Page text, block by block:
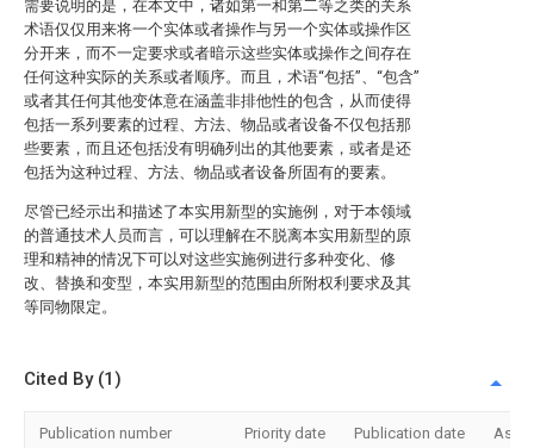
需要说明的是，在本文中，诸如第一和第二等之类的关系
术语仅仅用来将一个实体或者操作与另一个实体或操作区
分开来，而不一定要求或者暗示这些实体或操作之间存在
任何这种实际的关系或者顺序。而且，术语“包括”、“包含”
或者其任何其他变体意在涵盖非排他性的包含，从而使得
包括一系列要素的过程、方法、物品或者设备不仅包括那
些要素，而且还包括没有明确列出的其他要素，或者是还
包括为这种过程、方法、物品或者设备所固有的要素。
尽管已经示出和描述了本实用新型的实施例，对于本领域
的普通技术人员而言，可以理解在不脱离本实用新型的原
理和精神的情况下可以对这些实施例进行多种变化、修
改、替换和变型，本实用新型的范围由所附权利要求及其
等同物限定。
Cited By (1)
Publication number Priority date Publication date